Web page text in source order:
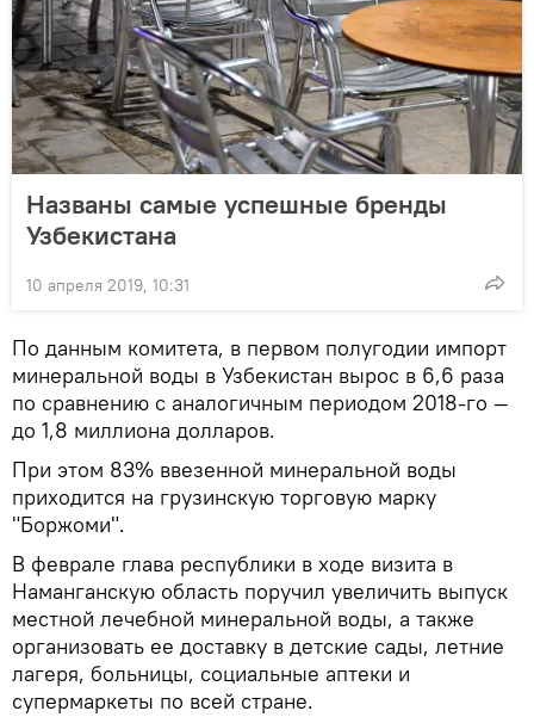
Названы самые успешные бренды
Узбекистана
10 апреля 2019, 10:31
По данным комитета, в первом полугодии импорт
минеральной воды в Узбекистан вырос в 6,6 раза
по сравнению с аналогичным периодом 2018-го —
до 1,8 миллиона долларов.
При этом 83% ввезенной минеральной воды
приходится на грузинскую торговую марку
"Боржоми".
В феврале глава республики в ходе визита в
Наманганскую область поручил увеличить выпуск
местной лечебной минеральной воды, а также
организовать ее доставку в детские сады, летние
лагеря, больницы, социальные аптеки и
супермаркеты по всей стране.